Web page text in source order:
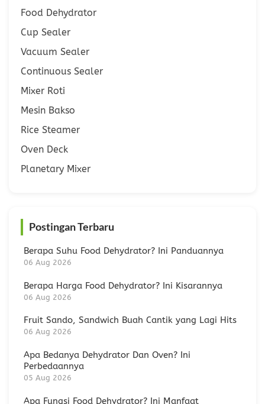
Food Dehydrator
Cup Sealer
Vacuum Sealer
Continuous Sealer
Mixer Roti
Mesin Bakso
Rice Steamer
Oven Deck
Planetary Mixer
Postingan Terbaru
Berapa Suhu Food Dehydrator? Ini Panduannya
06 Aug 2026
Berapa Harga Food Dehydrator? Ini Kisarannya
06 Aug 2026
Fruit Sando, Sandwich Buah Cantik yang Lagi Hits
06 Aug 2026
Apa Bedanya Dehydrator Dan Oven? Ini
Perbedaannya
05 Aug 2026
Apa Fungsi Food Dehydrator? Ini Manfaat